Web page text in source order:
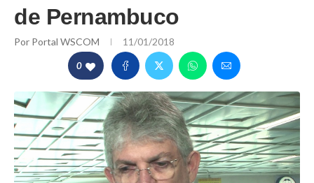
de Pernambuco
Por Portal WSCOM 11/01/2018
0